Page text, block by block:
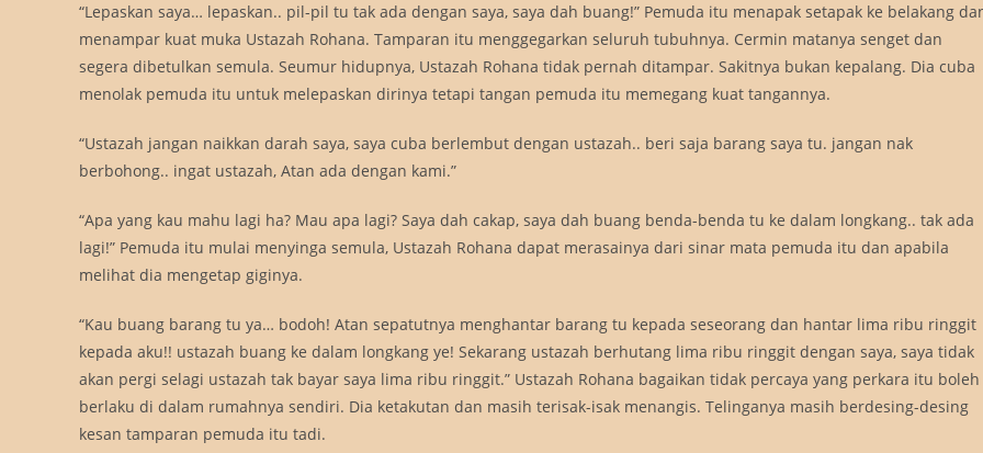
“Lepaskan saya… lepaskan.. pil-pil tu tak ada dengan saya, saya dah buang!” Pemuda itu menapak setapak ke belakang
menampar kuat muka Ustazah Rohana. Tamparan itu menggegarkan seluruh tubuhnya. Cermin matanya senget dan
segera dibetulkan semula. Seumur hidupnya, Ustazah Rohana tidak pernah ditampar. Sakitnya bukan kepalang. Dia cuba
menolak pemuda itu untuk melepaskan dirinya tetapi tangan pemuda itu memegang kuat tangannya.
“Ustazah jangan naikkan darah saya, saya cuba berlembut dengan ustazah.. beri saja barang saya tu. jangan nak
berbohong.. ingat ustazah, Atan ada dengan kami.”
“Apa yang kau mahu lagi ha? Mau apa lagi? Saya dah cakap, saya dah buang benda-benda tu ke dalam longkang.. tak ada
lagi!” Pemuda itu mulai menyinga semula, Ustazah Rohana dapat merasainya dari sinar mata pemuda itu dan apabila
melihat dia mengetap giginya.
“Kau buang barang tu ya… bodoh! Atan sepatutnya menghantar barang tu kepada seseorang dan hantar lima ribu ringgit
kepada aku!! ustazah buang ke dalam longkang ye! Sekarang ustazah berhutang lima ribu ringgit dengan saya, saya tidak
akan pergi selagi ustazah tak bayar saya lima ribu ringgit.” Ustazah Rohana bagaikan tidak percaya yang perkara itu boleh
berlaku di dalam rumahnya sendiri. Dia ketakutan dan masih terisak-isak menangis. Telinganya masih berdesing-desing
kesan tamparan pemuda itu tadi.